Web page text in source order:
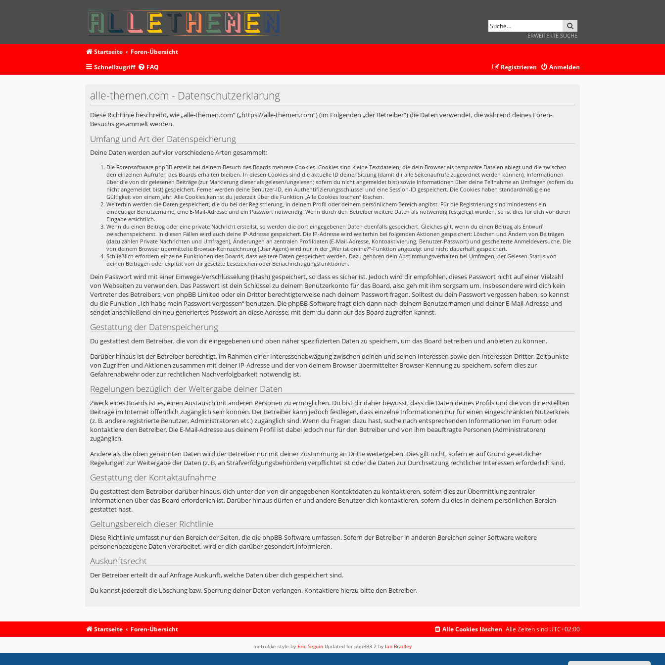
ERWEITERTE SUCHE
Startseite
Foren-Übersicht
Schnellzugriff
FAQ Anmelden
Registrieren
alle-themen.com - Datenschutzerklärung
Diese Richtlinie beschreibt, wie „alle-themen.com“ („https://alle-themen.com“) (im Folgenden „der Betreiber“) die Daten verwendet, die während deines Foren-
Besuchs gesammelt werden.
Umfang und Art der Datenspeicherung
Deine Daten werden auf vier verschiedene Arten gesammelt:
Die Forensoftware phpBB erstellt bei deinem Besuch des Boards mehrere Cookies. Cookies sind kleine Textdateien, die dein Browser als temporäre Dateien ablegt und die zwischen
den einzelnen Aufrufen des Boards erhalten bleiben. In diesen Cookies sind die aktuelle ID deiner Sitzung (damit dir alle Seitenaufrufe zugeordnet werden können), Informationen
über die von dir gelesenen Beiträge (zur Markierung dieser als gelesen/ungelesen; sofern du nicht angemeldet bist) sowie Informationen über deine Teilnahme an Umfragen (sofern du
nicht angemeldet bist) gespeichert. Ferner werden deine Benutzer-ID, ein Authentifizierungsschlüssel und eine Session-ID gespeichert. Die Cookies haben standardmäßig eine
Gültigkeit von einem Jahr. Alle Cookies kannst du jederzeit über die Funktion „Alle Cookies löschen“ löschen.
Weiterhin werden die Daten gespeichert, die du bei der Registrierung, in deinem Profil oder deinem persönlichem Bereich angibst. Für die Registrierung sind mindestens ein
eindeutiger Benutzername, eine E-Mail-Adresse und ein Passwort notwendig. Wenn durch den Betreiber weitere Daten als notwendig festgelegt wurden, so ist dies für dich vor deren
Eingabe ersichtlich.
Wenn du einen Beitrag oder eine private Nachricht erstellst, so werden die dort eingegebenen Daten ebenfalls gespeichert. Gleiches gilt, wenn du einen Beitrag als Entwurf
zwischenspeicherst. In diesen Fällen wird auch deine IP-Adresse gespeichert. Die IP-Adresse wird weiterhin bei folgenden Aktionen gespeichert: Löschen und Ändern von Beiträgen
(dazu zählen Private Nachrichten und Umfragen), Änderungen an zentralen Profildaten (E-Mail-Adresse, Kontoaktivierung, Benutzer-Passwort) und gescheiterte Anmeldeversuche. Die
von deinem Browser übermittelte Browser-Kennzeichnung (User Agent) wird nur in der „Wer ist online?“-Funktion angezeigt und nicht dauerhaft gespeichert.
Schließlich erfordern einzelne Funktionen des Boards, dass weitere Daten gespeichert werden. Dazu gehören dein Abstimmungsverhalten bei Umfragen, der Gelesen-Status von
deinen Beiträgen oder explizit von dir gesetzte Lesezeichen oder Benachrichtigungsfunktionen.
Dein Passwort wird mit einer Einwege-Verschlüsselung (Hash) gespeichert, so dass es sicher ist. Jedoch wird dir empfohlen, dieses Passwort nicht auf einer Vielzahl
von Webseiten zu verwenden. Das Passwort ist dein Schlüssel zu deinem Benutzerkonto für das Board, also geh mit ihm sorgsam um. Insbesondere wird dich kein
Vertreter des Betreibers, von phpBB Limited oder ein Dritter berechtigterweise nach deinem Passwort fragen. Solltest du dein Passwort vergessen haben, so kannst
du die Funktion „Ich habe mein Passwort vergessen“ benutzen. Die phpBB-Software fragt dich dann nach deinem Benutzernamen und deiner E-Mail-Adresse und
sendet anschließend ein neu generiertes Passwort an diese Adresse, mit dem du dann auf das Board zugreifen kannst.
Gestattung der Datenspeicherung
Du gestattest dem Betreiber, die von dir eingegebenen und oben näher spezifizierten Daten zu speichern, um das Board betreiben und anbieten zu können.
Darüber hinaus ist der Betreiber berechtigt, im Rahmen einer Interessenabwägung zwischen deinen und seinen Interessen sowie den Interessen Dritter, Zeitpunkte
von Zugriffen und Aktionen zusammen mit deiner IP-Adresse und der von deinem Browser übermittelter Browser-Kennung zu speichern, sofern dies zur
Gefahrenabwehr oder zur rechtlichen Nachverfolgbarkeit notwendig ist.
Regelungen bezüglich der Weitergabe deiner Daten
Zweck eines Boards ist es, einen Austausch mit anderen Personen zu ermöglichen. Du bist dir daher bewusst, dass die Daten deines Profils und die von dir erstellten
Beiträge im Internet öffentlich zugänglich sein können. Der Betreiber kann jedoch festlegen, dass einzelne Informationen nur für einen eingeschränkten Nutzerkreis
(z. B. andere registrierte Benutzer, Administratoren etc.) zugänglich sind. Wenn du Fragen dazu hast, suche nach entsprechenden Informationen im Forum oder
kontaktiere den Betreiber. Die E-Mail-Adresse aus deinem Profil ist dabei jedoch nur für den Betreiber und von ihm beauftragte Personen (Administratoren)
zugänglich.
Andere als die oben genannten Daten wird der Betreiber nur mit deiner Zustimmung an Dritte weitergeben. Dies gilt nicht, sofern er auf Grund gesetzlicher
Regelungen zur Weitergabe der Daten (z. B. an Strafverfolgungsbehörden) verpflichtet ist oder die Daten zur Durchsetzung rechtlicher Interessen erforderlich sind.
Gestattung der Kontaktaufnahme
Du gestattest dem Betreiber darüber hinaus, dich unter den von dir angegebenen Kontaktdaten zu kontaktieren, sofern dies zur Übermittlung zentraler
Informationen über das Board erforderlich ist. Darüber hinaus dürfen er und andere Benutzer dich kontaktieren, sofern du dies in deinem persönlichen Bereich
gestattet hast.
Geltungsbereich dieser Richtlinie
Diese Richtlinie umfasst nur den Bereich der Seiten, die die phpBB-Software umfassen. Sofern der Betreiber in anderen Bereichen seiner Software weitere
personenbezogene Daten verarbeitet, wird er dich darüber gesondert informieren.
Auskunftsrecht
Der Betreiber erteilt dir auf Anfrage Auskunft, welche Daten über dich gespeichert sind.
Du kannst jederzeit die Löschung bzw. Sperrung deiner Daten verlangen. Kontaktiere hierzu bitte den Betreiber.
Startseite Foren-Übersicht Alle Zeiten sind UTC+02:00
Alle Cookies löschen
metrolike style by Eric Seguin Updated for phpBB3.2 by Ian Bradley
Powered byphpBB® Forum Software © phpBB Limited